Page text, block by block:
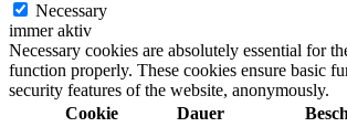
Necessary
immer aktiv
Necessary cookies are absolutely essential for
function properly. These cookies ensure basic
security features of the website, anonymously.
Cookie
Dauer